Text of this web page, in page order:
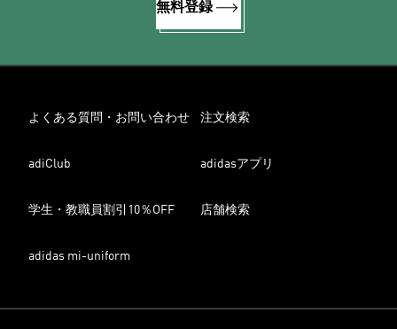
無料登録
よくある質問・お問い合わせ 注文検索
adiClub adidasアプリ
学生・教職員割引10％OFF 店舗検索
adidas mi-uniform